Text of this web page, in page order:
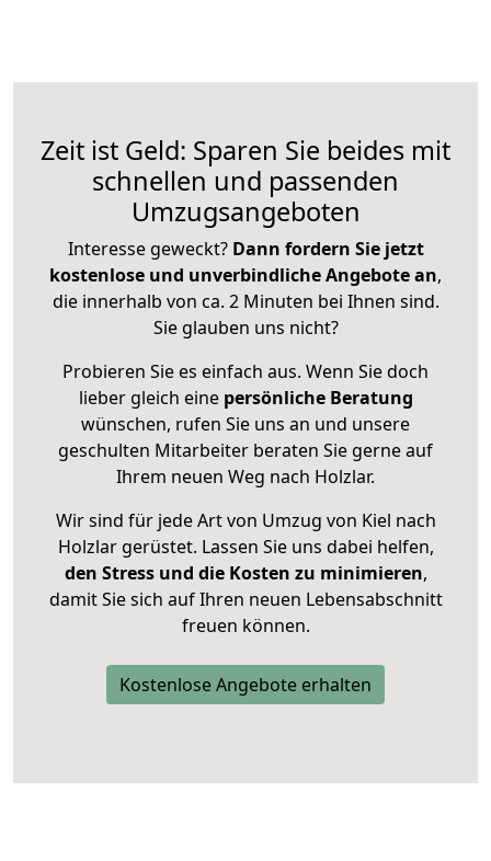
Zeit ist Geld: Sparen Sie beides mit
schnellen und passenden
Umzugsangeboten
Interesse geweckt? Dann fordern Sie jetzt
kostenlose und unverbindliche Angebote an,
die innerhalb von ca. 2 Minuten bei Ihnen sind.
Sie glauben uns nicht?
Probieren Sie es einfach aus. Wenn Sie doch
lieber gleich eine persönliche Beratung
wünschen, rufen Sie uns an und unsere
geschulten Mitarbeiter beraten Sie gerne auf
Ihrem neuen Weg nach Holzlar.
Wir sind für jede Art von Umzug von Kiel nach
Holzlar gerüstet. Lassen Sie uns dabei helfen,
den Stress und die Kosten zu minimieren,
damit Sie sich auf Ihren neuen Lebensabschnitt
freuen können.
Kostenlose Angebote erhalten